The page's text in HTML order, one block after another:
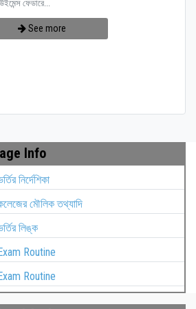
ফেডারে...
See more
Info
নির্দেশিকা
মৌলিক তথ্যাদি
লিঙ্ক
Routine
Routine